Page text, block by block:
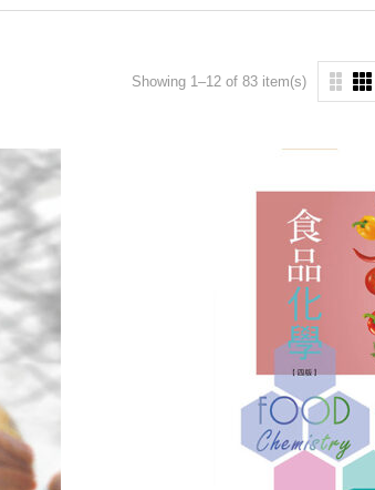
Showing 1–12 of 83 item(s)